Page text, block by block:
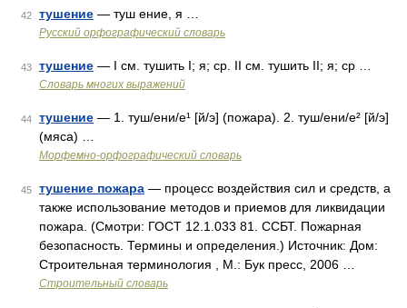
42 тушение — туш ение, я …
Русский орфографический словарь
43 тушение — I см. тушить I; я; ср. II см. тушить II; я; ср …
Словарь многих выражений
44 тушение — 1. туш/ени/е¹ [й/э] (пожара). 2. туш/ени/е² [й/э]
(мяса) …
Морфемно-орфографический словарь
45 тушение пожара — процесс воздействия сил и средств, а
также использование методов и приемов для ликвидации
пожара. (Смотри: ГОСТ 12.1.033 81. ССБТ. Пожарная
безопасность. Термины и определения.) Источник: Дом:
Строительная терминология , М.: Бук пресс, 2006 …
Строительный словарь